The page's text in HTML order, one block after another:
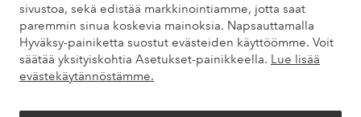
sivustoa, sekä edistää markkinointiamme, jotta saat
paremmin sinua koskevia mainoksia. Napsauttamalla
Hyväksy-painiketta suostut evästeiden käyttöömme. Voit
säätää yksityiskohtia Asetukset-painikkeella. Lue lisää
evästekäytännöstämme.
Omat sivut